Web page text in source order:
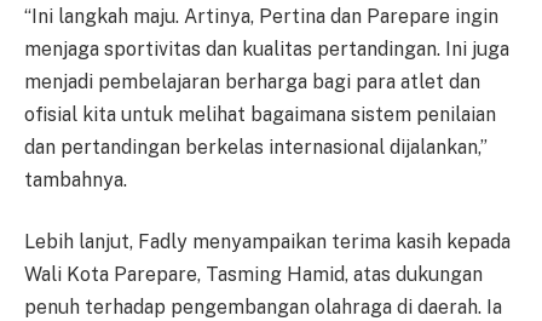
“Ini langkah maju. Artinya, Pertina dan Parepare ingin
menjaga sportivitas dan kualitas pertandingan. Ini juga
menjadi pembelajaran berharga bagi para atlet dan
ofisial kita untuk melihat bagaimana sistem penilaian
dan pertandingan berkelas internasional dijalankan,”
tambahnya.
Lebih lanjut, Fadly menyampaikan terima kasih kepada
Wali Kota Parepare, Tasming Hamid, atas dukungan
penuh terhadap pengembangan olahraga di daerah. Ia